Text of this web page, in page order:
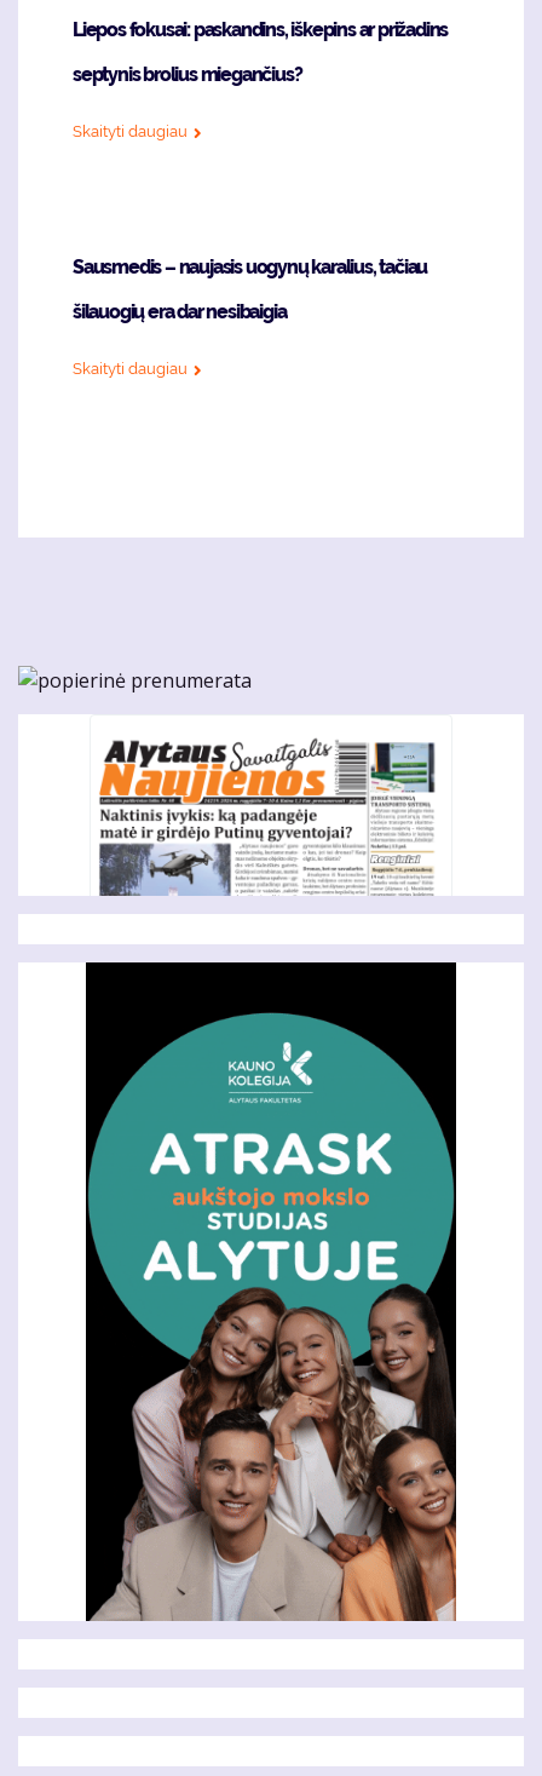
Liepos fokusai: paskandins, iškepins ar prižadins
septynis brolius miegančius?
Skaityti daugiau
Sausmedis – naujasis uogynų karalius, tačiau
šilauogių era dar nesibaigia
Skaityti daugiau